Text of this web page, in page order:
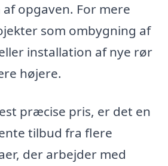
opgaven. For mere
som ombygning af
installation af nye rør
højere.
præcise pris, er det en
tilbud fra flere
der arbejder med